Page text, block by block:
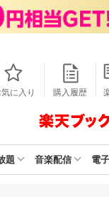
気に入り 購入履歴
題 音楽配信 電